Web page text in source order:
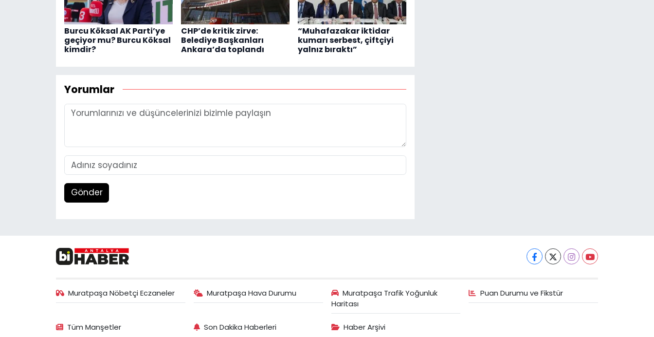
Burcu Köksal AK Parti’ye
geçiyor mu? Burcu Köksal
kimdir?
CHP’de kritik zirve:
Belediye Başkanları
Ankara’da toplandı
“Muhafazakar iktidar
kumarı serbest, çiftçiyi
yalnız bıraktı”
Yorumlar
Gönder
Muratpaşa Nöbetçi Eczaneler Muratpaşa Hava Durumu
Muratpaşa Trafik Yoğunluk
Haritası
Puan Durumu ve Fikstür
Tüm Manşetler Son Dakika Haberleri Haber Arşivi